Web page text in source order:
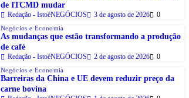
de ITCMD mudar
Redação - IstoéNEGÓCIOS 3 de agosto de 2026 0
Negócios e Economia
As mudanças que estão transformando a produção
de café
Redação - IstoéNEGÓCIOS 2 de agosto de 2026 0
Negócios e Economia
Barreiras da China e UE devem reduzir preço da
carne bovina